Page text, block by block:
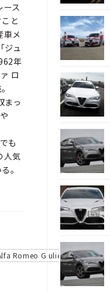
ース
と
車メ
ジュ
年
ロ
まっ
も
人気
。
Romeo Giulietta(19)